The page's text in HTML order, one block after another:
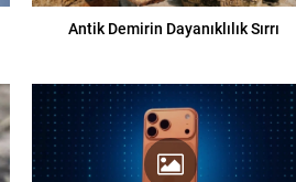
Antik Demirin Dayanıklılık Sırrı